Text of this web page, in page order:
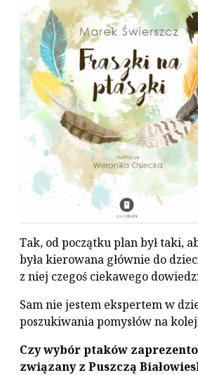
Tak, od początku plan był taki,
była kierowana głównie do
z niej czegoś ciekawego
Sam nie jestem ekspertem w
poszukiwania pomysłów na
Czy wybór ptaków
związany z Puszczą